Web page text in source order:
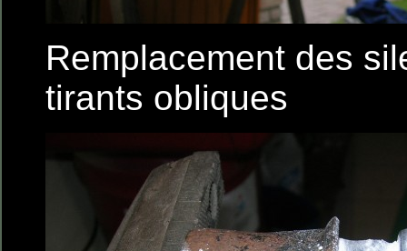
Remplacement des
tirants obliques